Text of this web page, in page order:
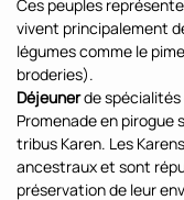
Ces peuples
vivent principalement
légumes comme le
broderies).
Déjeunerde spécialités
Promenade en pirogue
tribus Karen. Les
ancestraux et sont
préservation de leur